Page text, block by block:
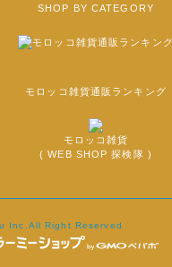
SHOP BY CATEGORY
モロッコ雑貨通販ランキング
モロッコ雑貨
( WEB SHOP 探検隊 )
Inc.All Right Reserved